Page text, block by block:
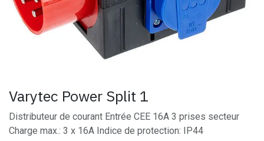
Varytec Power Split 1
Distributeur de courant Entrée CEE 16A 3 prises secteur
Charge max.: 3 x 16A Indice de protection: IP44